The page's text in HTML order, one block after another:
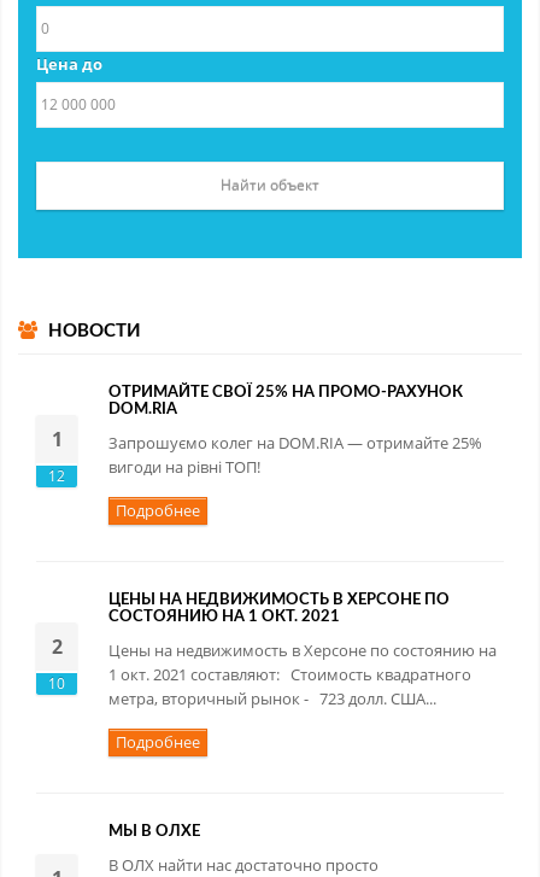
Цена до
НОВОСТИ
1
12
ОТРИМАЙТЕ СВОЇ 25% НА ПРОМО-РАХУНОК
DOM.RIA
Запрошуємо колег на DOM.RIA — отримайте 25%
вигоди на рівні ТОП!
Подробнее
2
10
ЦЕНЫ НА НЕДВИЖИМОСТЬ В ХЕРСОНЕ ПО
СОСТОЯНИЮ НА 1 ОКТ. 2021
Цены на недвижимость в Херсоне по состоянию на
1 окт. 2021 составляют: Стоимость квадратного
метра, вторичный рынок - 723 долл. США...
Подробнее
МЫ В ОЛХЕ
В ОЛХ найти нас достаточно просто